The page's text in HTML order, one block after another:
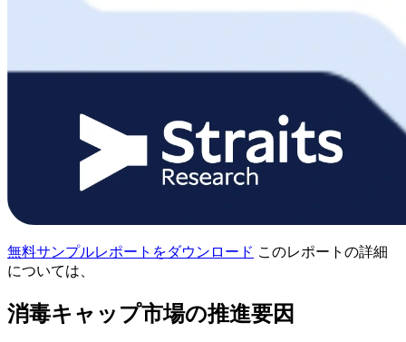
無料サンプルレポートをダウンロード このレポートの詳細
については、
消毒キャップ市場の推進要因